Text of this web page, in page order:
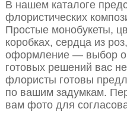
В нашем каталоге
флористических
Простые монобукеты,
коробках, сердца из
оформление — выбор
готовых решений вас
флористы готовы
по вашим задумкам.
вам фото для